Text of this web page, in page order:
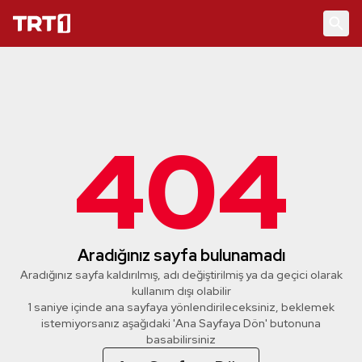
404
Aradığınız sayfa bulunamadı
Aradığınız sayfa kaldırılmış, adı değiştirilmiş ya da geçici olarak
kullanım dışı olabilir
1 saniye içinde ana sayfaya yönlendirileceksiniz, beklemek
istemiyorsanız aşağıdaki 'Ana Sayfaya Dön' butonuna
basabilirsiniz